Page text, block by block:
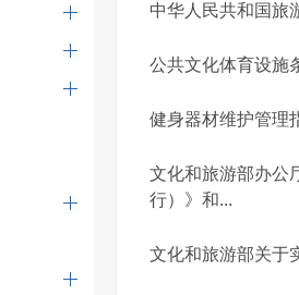
中华人民共和国旅
公共文化体育设施
健身器材维护管理
文化和旅游部办公
行）》和...
文化和旅游部关于